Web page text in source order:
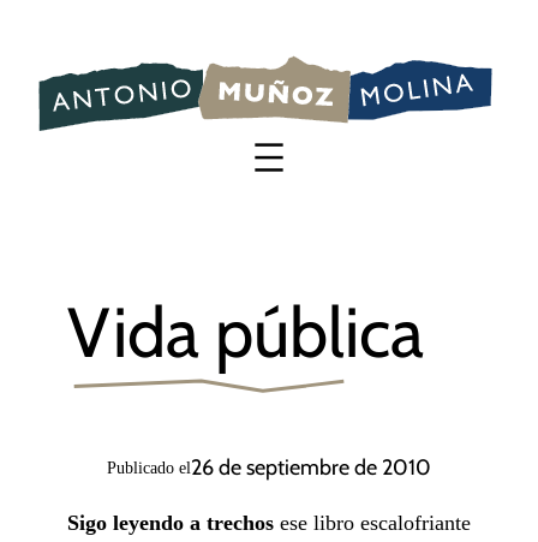
contenido
Vida pública
Publicado el26 de septiembre de 2010
Sigo leyendo a trechos ese libro escalofriante